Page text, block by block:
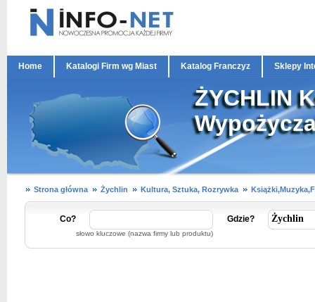
Home Katalogi Firm wg Miast Katalog Franczyz Sklepy
ŻYCHLIN
Strona główna Żychlin Kultura, Sztuka, Rozrywka
Co?
słowo kluczowe (nazwa firmy lub produktu)
Gdzie?